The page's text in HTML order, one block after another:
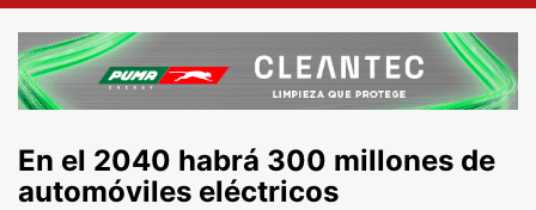
En el 2040 habrá 300 millones de
automóviles eléctricos